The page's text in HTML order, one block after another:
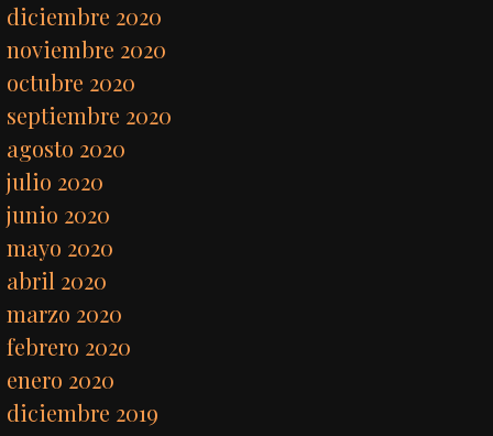
diciembre 2020
noviembre 2020
octubre 2020
septiembre 2020
agosto 2020
julio 2020
junio 2020
mayo 2020
abril 2020
marzo 2020
febrero 2020
enero 2020
diciembre 2019